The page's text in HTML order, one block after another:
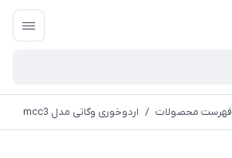
فهرست محصولات / اردوخوری وگاتی مدل mcc3